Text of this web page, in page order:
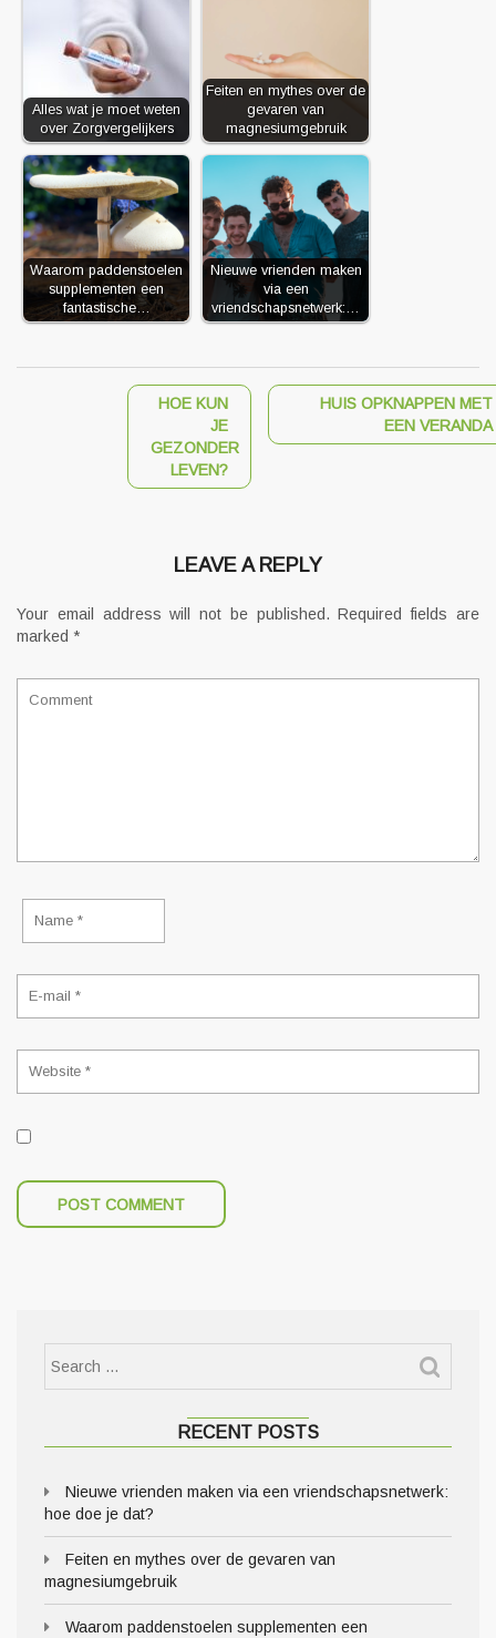
Alles wat je moet weten
over Zorgvergelijkers
Feiten en mythes over de
gevaren van
magnesiumgebruik
Waarom paddenstoelen
supplementen een
fantastische…
Nieuwe vrienden maken
via een
vriendschapsnetwerk:…
HOE KUN
JE
GEZONDER
LEVEN?
HUIS OPKNAPPEN MET
EEN VERANDA
LEAVE A REPLY
Your email address will not be published. Required fields are
marked *
RECENT POSTS
Nieuwe vrienden maken via een vriendschapsnetwerk:
hoe doe je dat?
Feiten en mythes over de gevaren van
magnesiumgebruik
Waarom paddenstoelen supplementen een